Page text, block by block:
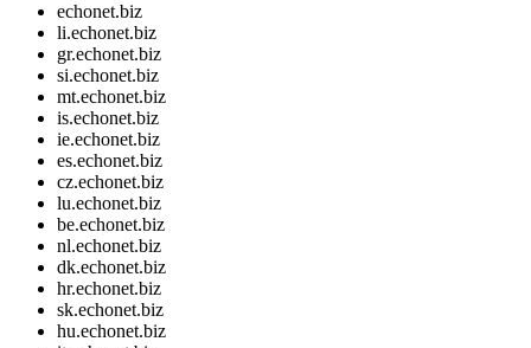
echonet.biz
li.echonet.biz
gr.echonet.biz
si.echonet.biz
mt.echonet.biz
is.echonet.biz
ie.echonet.biz
es.echonet.biz
cz.echonet.biz
lu.echonet.biz
be.echonet.biz
nl.echonet.biz
dk.echonet.biz
hr.echonet.biz
sk.echonet.biz
hu.echonet.biz